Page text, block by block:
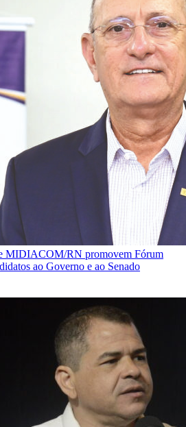
MIDIACOM/RN promovem Fórum
ao Governo e ao Senado